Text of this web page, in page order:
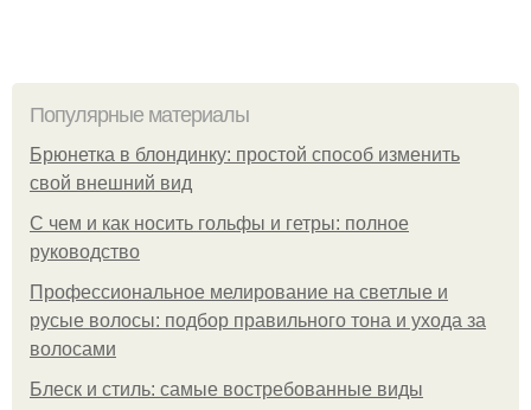
Популярные материалы
Брюнетка в блондинку: простой способ изменить
свой внешний вид
С чем и как носить гольфы и гетры: полное
руководство
Профессиональное мелирование на светлые и
русые волосы: подбор правильного тона и ухода за
волосами
Блеск и стиль: самые востребованные виды